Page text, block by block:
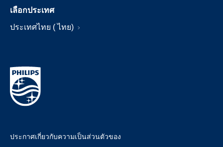
เลือกประเทศ
ประเทศไทย ( ไทย)
ประกาศเกี่ยวกับความเป็นส่วนตัวของ